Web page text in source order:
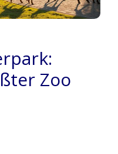
Zoo